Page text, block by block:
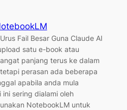
Fail Besar Guna Claude AI
satu e-book atau
panjang terus ke dalam
perasan ada beberapa
apabila anda mula
sering dialami oleh
NotebookLM untuk